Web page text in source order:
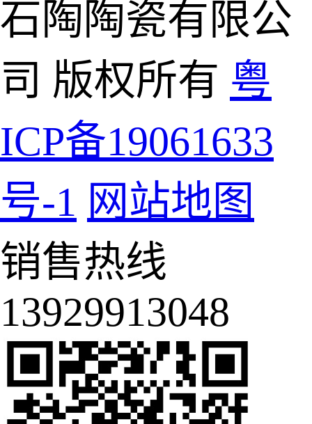
石陶陶瓷有限公
司 版权所有 粤
ICP备19061633
号-1 网站地图
销售热线
13929913048